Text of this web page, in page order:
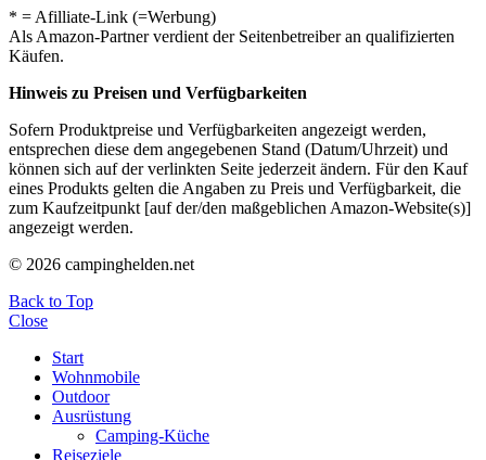
* = Afilliate-Link (=Werbung)
Als Amazon-Partner verdient der Seitenbetreiber an qualifizierten
Käufen.
Hinweis zu Preisen und Verfügbarkeiten
Sofern Produktpreise und Verfügbarkeiten angezeigt werden,
entsprechen diese dem angegebenen Stand (Datum/Uhrzeit) und
können sich auf der verlinkten Seite jederzeit ändern. Für den Kauf
eines Produkts gelten die Angaben zu Preis und Verfügbarkeit, die
zum Kaufzeitpunkt [auf der/den maßgeblichen Amazon-Website(s)]
angezeigt werden.
© 2026 campinghelden.net
Back to Top
Close
Start
Wohnmobile
Outdoor
Ausrüstung
Camping-Küche
Reiseziele